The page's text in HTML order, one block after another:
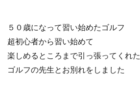
５０歳になって習い始めたゴルフ
超初心者から習い始めて
楽しめるところまで引っ張ってくれた
ゴルフの先生とお別れをしました